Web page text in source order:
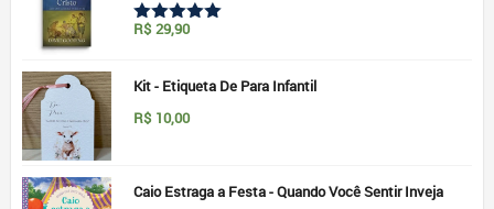
Avaliação
R$ 29,90
Kit - Etiqueta De Para Infantil
R$ 10,00
Caio Estraga a Festa - Quando Você Sentir Inveja